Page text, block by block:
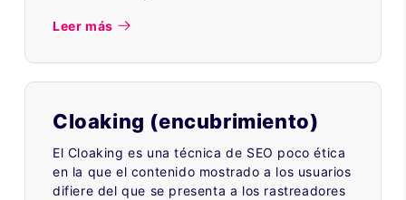
Leer más
Cloaking (encubrimiento)
El Cloaking es una técnica de SEO poco ética
en la que el contenido mostrado a los usuarios
difiere del que se presenta a los rastreadores